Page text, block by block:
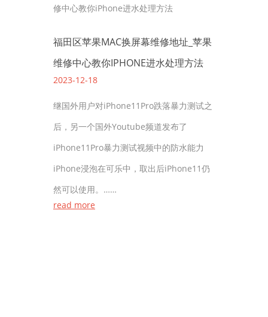
福田区苹果MAC换屏幕维修地址_苹果
维修中心教你IPHONE进水处理方法
2023-12-18
继国外用户对iPhone11Pro跌落暴力测试之
后，另一个国外Youtube频道发布了
iPhone11Pro暴力测试视频中的防水能力
iPhone浸泡在可乐中，取出后iPhone11仍
然可以使用。……
read more